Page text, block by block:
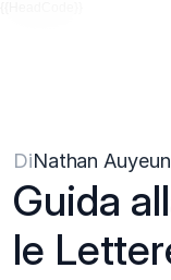
DiNathan
Guida
le